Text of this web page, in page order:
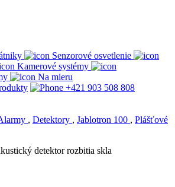
Senzorové osvetlenie
Kamerové systémy
Na mieru
+421 903 508 808
, Detektory , Jablotron 100 , Plášťové
detektor rozbitia skla